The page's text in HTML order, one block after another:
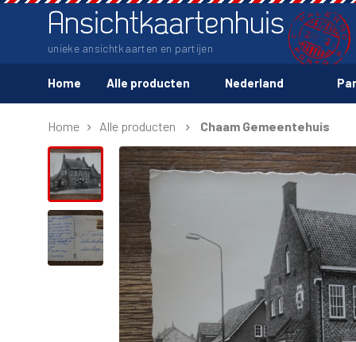
Ansichtkaartenhuis
unieke ansichtkaarten en partijen
Home Alle producten Nederland
Home Alle producten Chaam Gemeentehuis